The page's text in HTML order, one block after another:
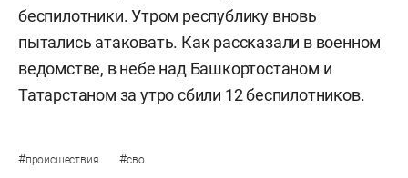
беспилотники. Утром республику вновь
пытались атаковать. Как рассказали в военном
ведомстве, в небе над Башкортостаном и
Татарстаном за утро сбили 12 беспилотников.
#происшествия #сво